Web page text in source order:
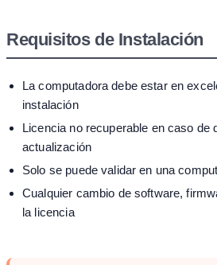
Requisitos de Instalación
La computadora debe estar en
instalación
Licencia no recuperable en caso de
actualización
Solo se puede validar en una
Cualquier cambio de software,
la licencia